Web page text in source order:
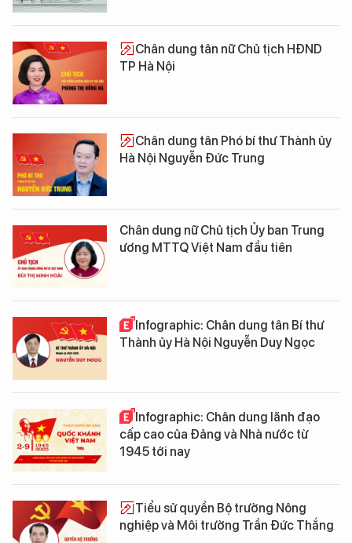
Chân dung tân nữ Chủ tịch HĐND
TP Hà Nội
Chân dung tân Phó bí thư Thành ủy
Hà Nội Nguyễn Đức Trung
Chân dung nữ Chủ tịch Ủy ban Trung
ương MTTQ Việt Nam đầu tiên
Infographic: Chân dung tân Bí thư
Thành ủy Hà Nội Nguyễn Duy Ngọc
Infographic: Chân dung lãnh đạo
cấp cao của Đảng và Nhà nước từ
1945 tới nay
Tiểu sử quyền Bộ trưởng Nông
nghiệp và Môi trường Trần Đức Thắng